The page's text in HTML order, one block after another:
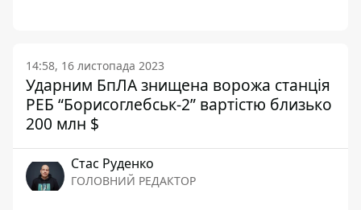
14:58, 16 листопада 2023
Ударним БпЛА знищена ворожа станція
РЕБ “Борисоглебськ-2” вартістю близько
200 млн $
Стас Руденко
ГОЛОВНИЙ РЕДАКТОР